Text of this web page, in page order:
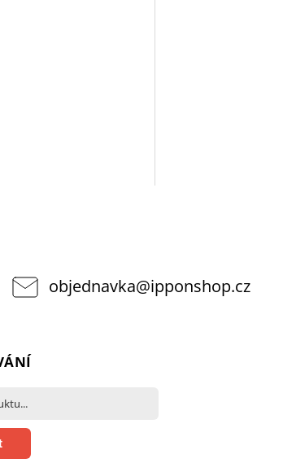
objednavka@ipponshop.cz